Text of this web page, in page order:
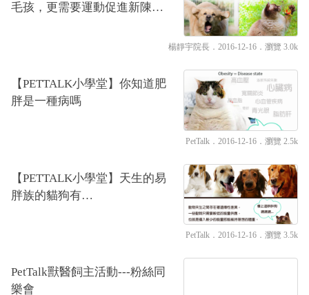
毛孩，更需要運動促進新陳代
楊靜宇院長 ．2016-12-16． 瀏覽 3.0k
【PETTALK小學堂】你知道肥
胖是一種病嗎
PetTalk ．2016-12-16． 瀏覽 2.5k
【PETTALK小學堂】天生的易
胖族的貓狗有…
PetTalk ．2016-12-16． 瀏覽 3.5k
PetTalk獸醫飼主活動---粉絲同
樂會